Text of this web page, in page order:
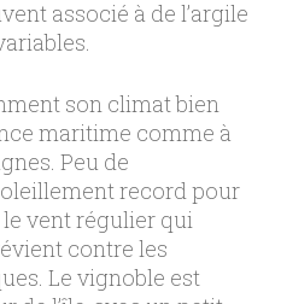
associé à de l’argile
son climat bien
maritime comme à
Peu de
record pour
vent régulier qui
contre les
Le vignoble est